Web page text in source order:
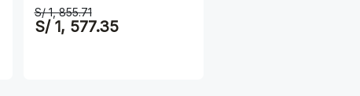
S/ 1, 855.71
S/ 1, 577.35